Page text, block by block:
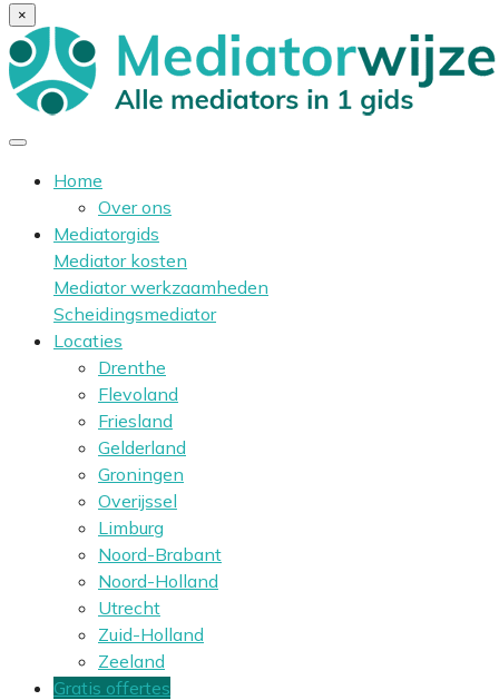
×
Home
Over ons
Mediatorgids
Mediator kosten
Mediator werkzaamheden
Scheidingsmediator
Locaties
Drenthe
Flevoland
Friesland
Gelderland
Groningen
Overijssel
Limburg
Noord-Brabant
Noord-Holland
Utrecht
Zuid-Holland
Zeeland
Gratis offertes